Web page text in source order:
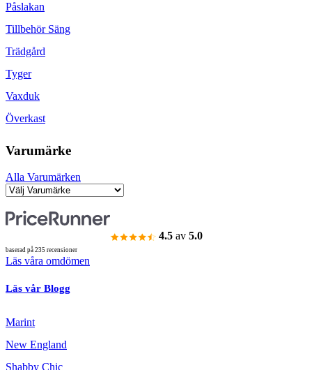
Påslakan
Tillbehör Säng
Trädgård
Tyger
Vaxduk
Överkast
Varumärke
Alla Varumärken
4.5 av 5.0
baserad på 235 recensioner
Läs våra omdömen
Läs vår Blogg
Marint
New England
Shabby Chic